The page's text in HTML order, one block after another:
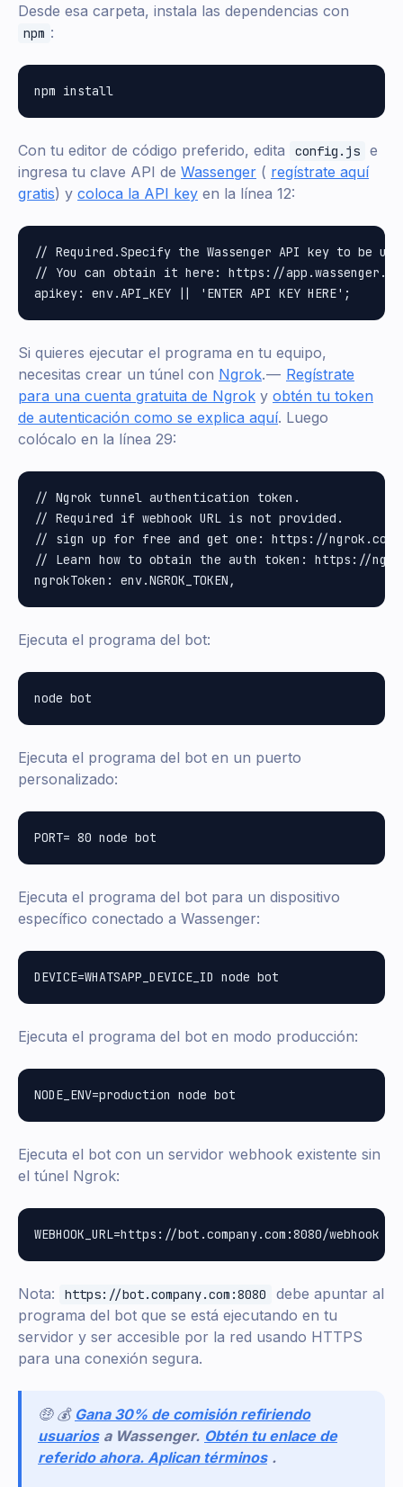
Desde esa carpeta, instala las dependencias con
npm :
Con tu editor de código preferido, edita config.js
e
ingresa tu clave API de Wassenger ( regístrate aquí
gratis) y coloca la API key en la línea 12:
// Required.Specify the Wassenger API key to be
// You can obtain it here: https://
Si quieres ejecutar el programa en tu equipo,
necesitas crear un túnel con Ngrok. — Regístrate
para una cuenta gratuita de Ngrok y obtén tu token
de autenticación como se explica aquí. Luego
colócalo en la línea 29:
// Ngrok tunnel authentication token.
// Required if webhook URL is not provided.
// sign up for free and get one: https://ngrok.com/
// Learn how to obtain the auth token: https://
Ejecuta el programa del bot:
Ejecuta el programa del bot en un puerto
personalizado:
Ejecuta el programa del bot para un dispositivo
específico conectado a Wassenger:
Ejecuta el programa del bot en modo producción:
Ejecuta el bot con un servidor webhook existente sin
el túnel Ngrok:
Nota: https://bot.company.com:8080
debe apuntar al
programa del bot que se está ejecutando en tu
servidor y ser accesible por la red usando HTTPS
para una conexión segura.
🤑 💰 Gana 30% de comisión refiriendo
usuarios a Wassenger. Obtén tu enlace de
referido ahora. Aplican términos .